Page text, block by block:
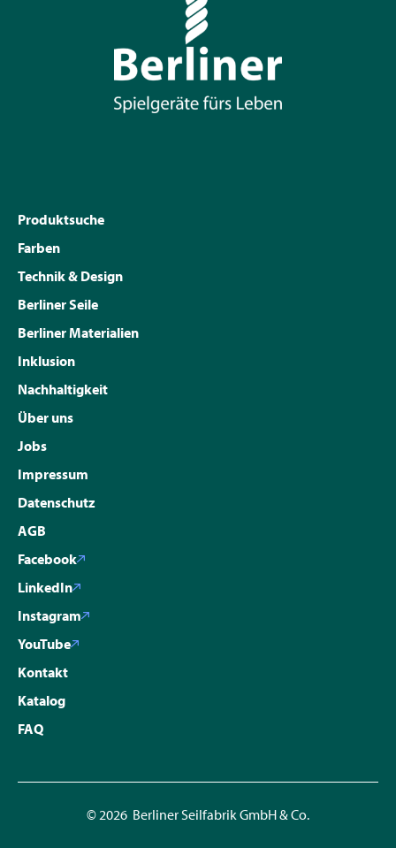
Produktsuche
Farben
Technik & Design
Berliner Seile
Berliner Materialien
Inklusion
Nachhaltigkeit
Über uns
Jobs
Impressum
Datenschutz
AGB
Facebook
LinkedIn
Instagram
YouTube
Kontakt
Katalog
FAQ
© 2026 Berliner Seilfabrik GmbH & Co.